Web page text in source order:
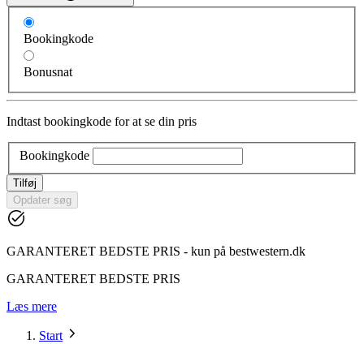
Bookingkode
Bonusnat
Indtast bookingkode for at se din pris
Bookingkode
Tilføj
Opdater søg
GARANTERET BEDSTE PRIS - kun på bestwestern.dk
GARANTERET BEDSTE PRIS
Læs mere
Start